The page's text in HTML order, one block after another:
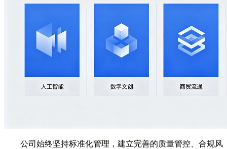
公司始终坚持标准化管理，建立完善的质量管控、合规风